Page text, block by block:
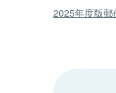
2025年度版